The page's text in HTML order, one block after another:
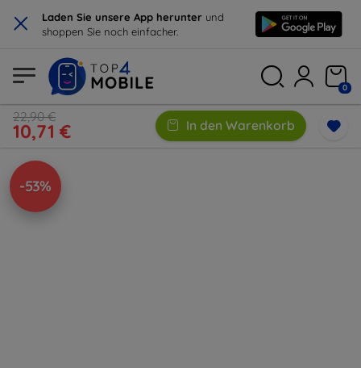
× Laden Sie unsere App herunter und
shoppen Sie noch einfacher.
0
22,90 €
10,71 € In den Warenkorb
-53%